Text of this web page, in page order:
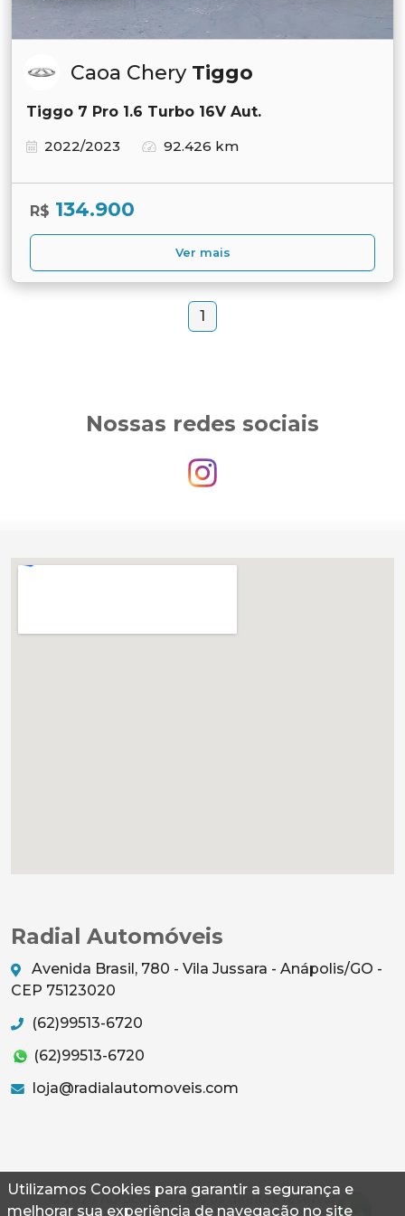
Utilizamos Cookies para garantir a segurança e
melhorar sua experiência de navegação no site
Caoa Chery Tiggo
Tiggo 7 Pro 1.6 Turbo 16V Aut.
2022/2023
92.426 km
R$ 134.900
Ver mais
1
Nossas redes sociais
Radial Automóveis
Avenida Brasil, 780 - Vila Jussara - Anápolis/GO -
CEP 75123020
(62)99513-6720
(62)99513-6720
loja@radialautomoveis.com
© 2026 Autoconf. Todos os direitos reservados.